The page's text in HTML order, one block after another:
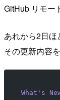
GitHub リモー
あれから2日ほ
その更新内容
What 's